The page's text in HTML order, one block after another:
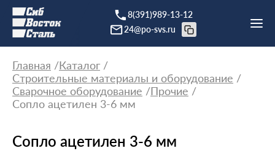
8(391)989-13-12
24@po-svs.ru
Главная
Каталог
Строительные материалы и оборудование
Сварочное оборудование
Прочие
Сопло ацетилен 3-6 мм
Сопло ацетилен 3-6 мм